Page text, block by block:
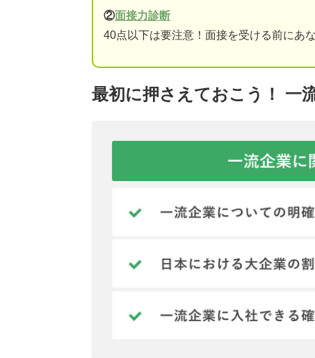
②面接力診断
40点以下は要注意！面接を受ける前にあ
最初に押さえておこう！ 一